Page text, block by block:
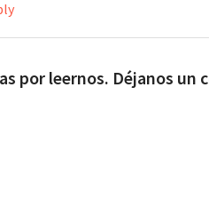
por leernos. Déjanos